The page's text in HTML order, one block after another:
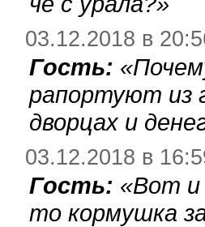
03.12.2018 в
Гость: «
рапортуют из
дворцах и
03.12.2018 в
Гость: «Вот и
то кормушка